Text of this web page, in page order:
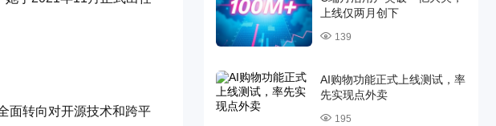
面转向对开源技术和跨平
上线仅两月创下
139
AI购物功能正式上线测试，率
先实现点外卖
195